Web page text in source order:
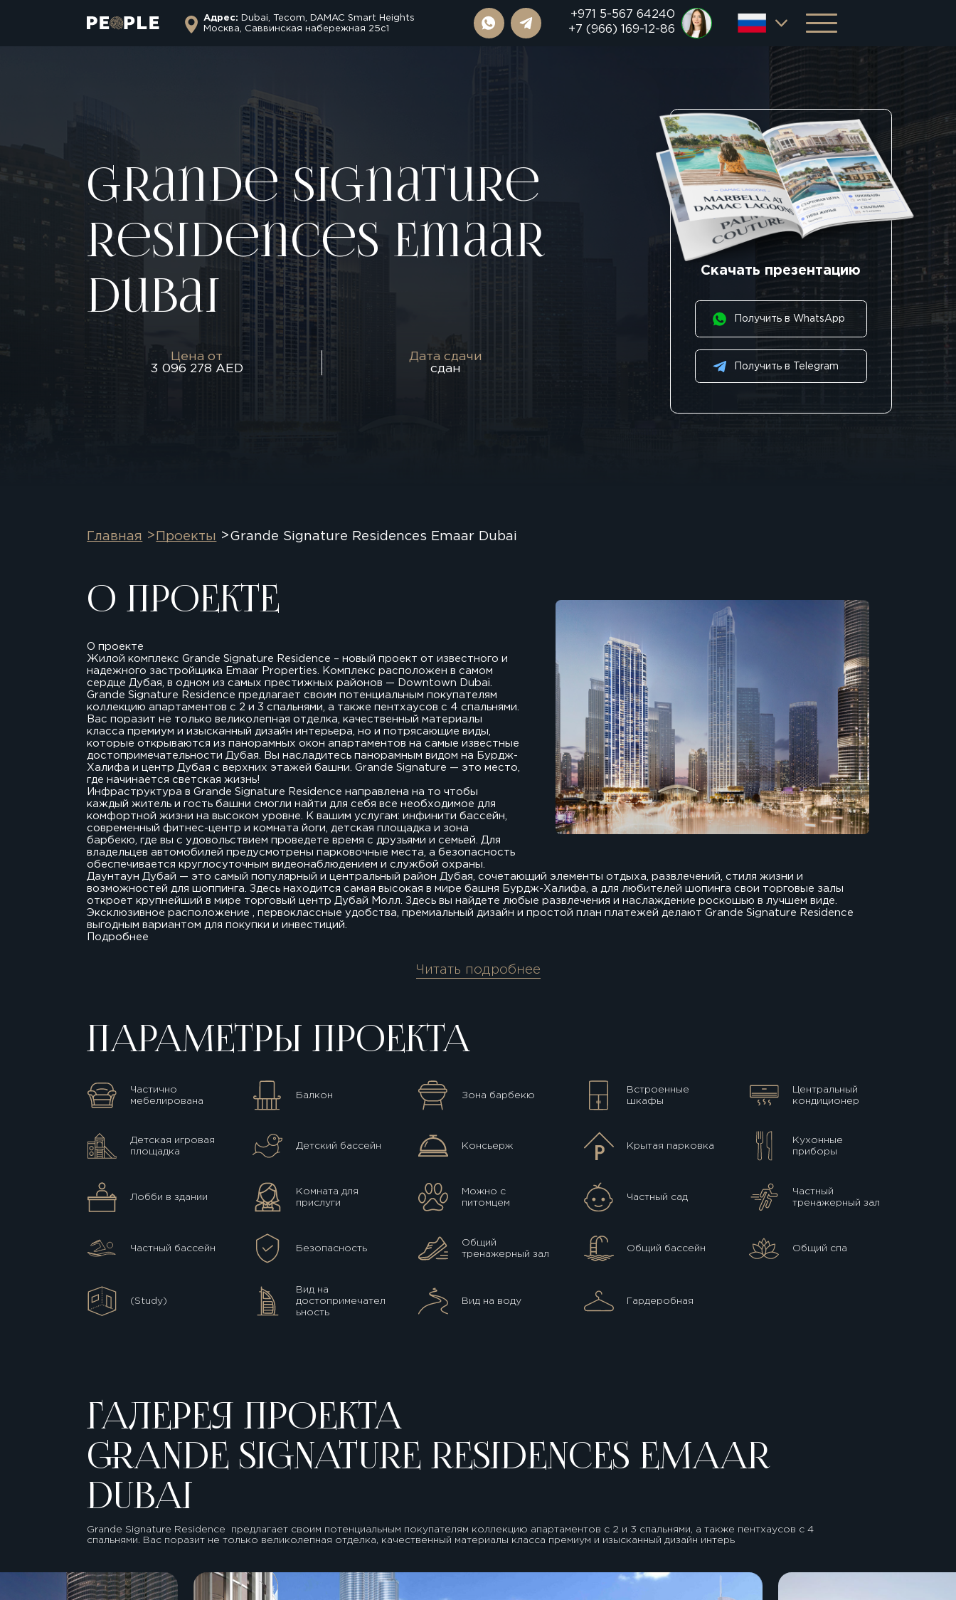
Адрес: Dubai, Tecom, DAMAC Smart Heights
Москва, Саввинская набережная 25с1
+971 5-567 64240
+7 (966) 169-12-86
Grande Signature
Residences Emaar
Dubai
Цена от
3 096 278 AED
Дата сдачи
сдан
Скачать презентацию
Получить в WhatsApp
Получить в Telegram
Главная Проекты Grande Signature Residences Emaar Dubai
О ПРОЕКТЕ
О проекте
Жилой комплекс Grande Signature Residence – новый проект от известного и
надежного застройщика Emaar Properties. Комплекс расположен в самом
сердце Дубая, в одном из самых престижных районов — Downtown Dubai.
Grande Signature Residence предлагает своим потенциальным покупателям
коллекцию апартаментов с 2 и 3 спальнями, а также пентхаусов с 4 спальнями.
Вас поразит не только великолепная отделка, качественный материалы
класса премиум и изысканный дизайн интерьера, но и потрясающие виды,
которые открываются из панорамных окон апартаментов на самые известные
достопримечательности Дубая. Вы насладитесь панорамным видом на Бурдж-
Халифа и центр Дубая с верхних этажей башни. Grande Signature — это место,
где начинается светская жизнь!
Инфраструктура в Grande Signature Residence направлена на то чтобы
каждый житель и гость башни смогли найти для себя все необходимое для
комфортной жизни на высоком уровне. К вашим услугам: инфинити бассейн,
современный фитнес-центр и комната йоги, детская площадка и зона
барбекю, где вы с удовольствием проведете время с друзьями и семьей. Для
владельцев автомобилей предусмотрены парковочные места, а безопасность
обеспечивается круглосуточным видеонаблюдением и службой охраны.
Даунтаун Дубай — это самый популярный и центральный район Дубая, сочетающий элементы отдыха, развлечений, стиля жизни и
возможностей для шоппинга. Здесь находится самая высокая в мире башня Бурдж-Халифа, а для любителей шопинга свои торговые залы
откроет крупнейший в мире торговый центр Дубай Молл. Здесь вы найдете любые развлечения и наслаждение роскошью в лучшем виде.
Эксклюзивное расположение , первоклассные удобства, премиальный дизайн и простой план платежей делают Grande Signature Residence
выгодным вариантом для покупки и инвестиций.
Подробнее
Читать подробнее
ПАРАМЕТРЫ ПРОЕКТА
Частично
мебелирована
Балкон Зона барбекю
Встроенные
шкафы
Центральный
кондиционер
Детская игровая
площадка
Детский бассейн Консьерж Крытая парковка
Кухонные
приборы
Лобби в здании
Комната для
прислуги
Можно с
питомцем
Частный сад
Частный
тренажерный зал
Частный бассейн Безопасность
Общий
тренажерный зал
Общий бассейн Общий спа
(Study)
Вид на
достопримечател
ьность
Вид на воду Гардеробная
ГАЛЕРЕЯ ПРОЕКТА
GRANDE SIGNATURE RESIDENCES EMAAR
DUBAI
Grande Signature Residence предлагает своим потенциальным покупателям коллекцию апартаментов с 2 и 3 спальнями, а также пентхаусов с 4
спальнями. Вас поразит не только великолепная отделка, качественный материалы класса премиум и изысканный дизайн интерь